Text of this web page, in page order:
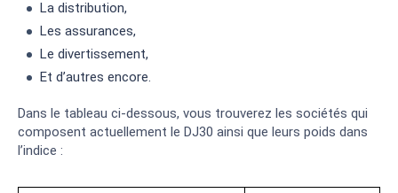
La distribution,
Les assurances,
Le divertissement,
Et d’autres encore.
Dans le tableau ci-dessous, vous trouverez les sociétés qui
composent actuellement le DJ30 ainsi que leurs poids dans
l’indice :